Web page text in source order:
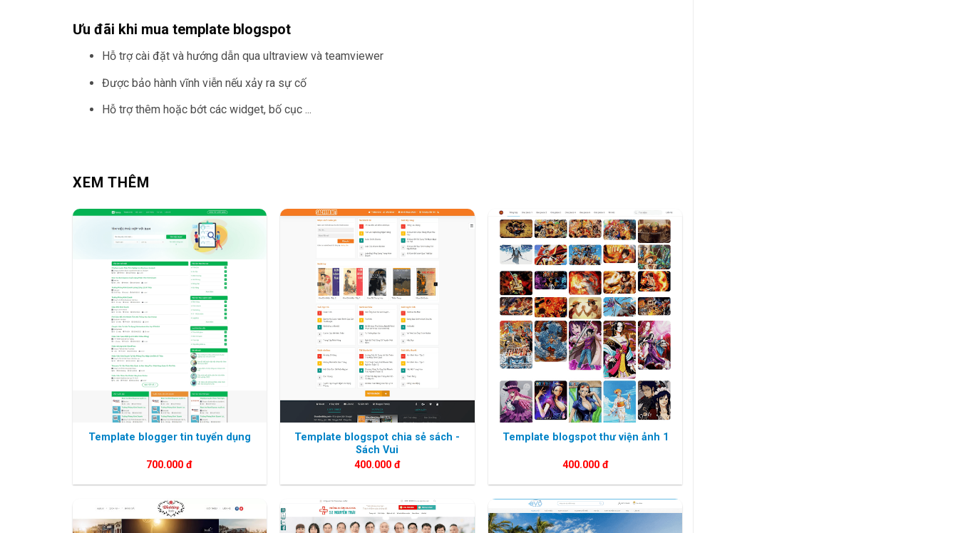
Ưu đãi khi mua template blogspot
Hỗ trợ cài đặt và hướng dẫn qua ultraview và teamviewer
Được bảo hành vĩnh viễn nếu xảy ra sự cố
Hỗ trợ thêm hoặc bớt các widget, bố cục ...
XEM THÊM
Template blogger tin tuyển dụng
700.000đ
Template blogspot chia sẻ sách -
Sách Vui
400.000 đ
Template blogspot thư viện ảnh 1
400.000 đ